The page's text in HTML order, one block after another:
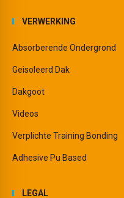
VERWERKING
Absorberende Ondergrond
Geisoleerd Dak
Dakgoot
Videos
Verplichte Training Bonding
Adhesive Pu Based
LEGAL